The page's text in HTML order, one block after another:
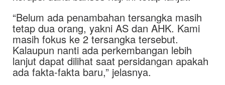
“Belum ada penambahan tersangka masih
tetap dua orang, yakni AS dan AHK. Kami
masih fokus ke 2 tersangka tersebut.
Kalaupun nanti ada perkembangan lebih
lanjut dapat dilihat saat persidangan apakah
ada fakta-fakta baru,” jelasnya.